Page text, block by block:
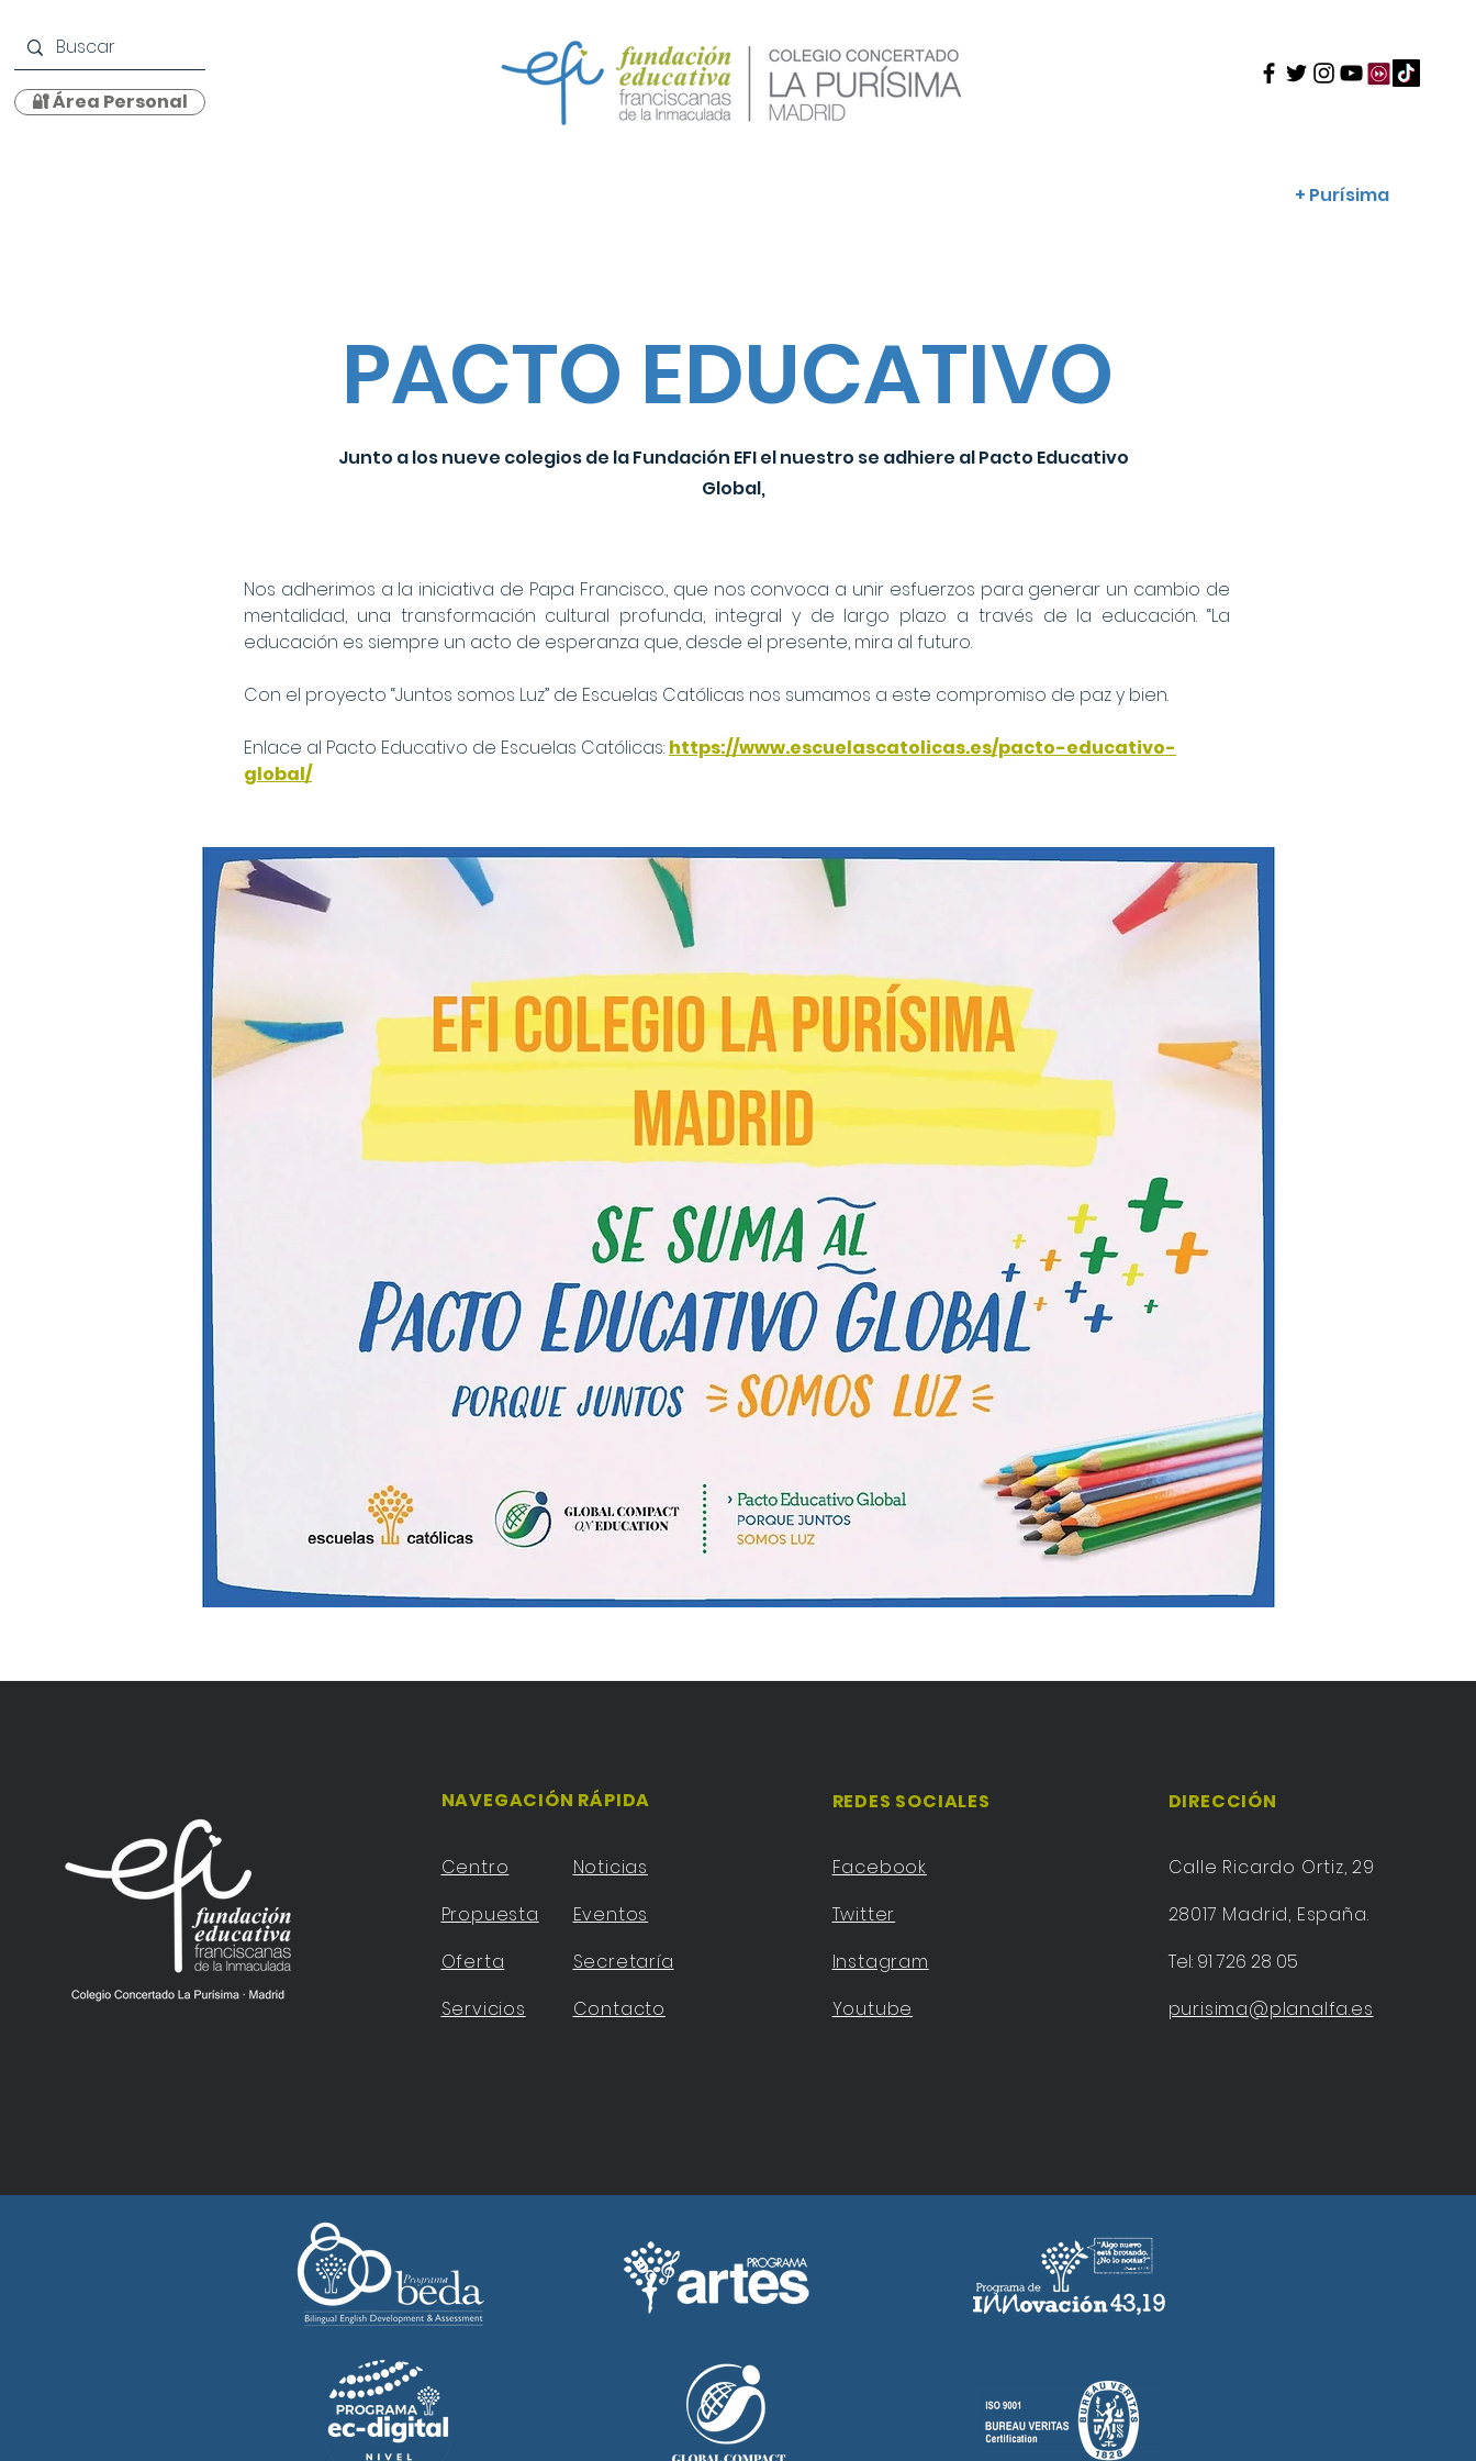
🔐 Área Personal
+ Purísima
PACTO EDUCATIVO
Junto a los nueve colegios de la Fundación EFI el nuestro se adhiere al Pacto Educativo
Global,
Nos adherimos a la iniciativa de Papa Francisco., que nos convoca a unir esfuerzos para generar un cambio de
mentalidad, una transformación cultural profunda, integral y de largo plazo a través de la educación. “La
educación es siempre un acto de esperanza que, desde el presente, mira al futuro.
Con el proyecto “Juntos somos Luz” de Escuelas Católicas nos sumamos a este compromiso de paz y bien.
Enlace al Pacto Educativo de Escuelas Católicas: https://www.escuelascatolicas.es/pacto-educativo-
global/
NAVEGACIÓN RÁPIDA
Centro
Propuesta
Oferta
Servicios
Noticias
Eventos
Secretaría
Contacto
REDES SOCIALES
Facebook
Twitter
Instagram
Youtube
DIRECCIÓN
Calle Ricardo Ortiz, 29
28017 Madrid, España.
Tel: 91 726 28 05
purisima@planalfa.es